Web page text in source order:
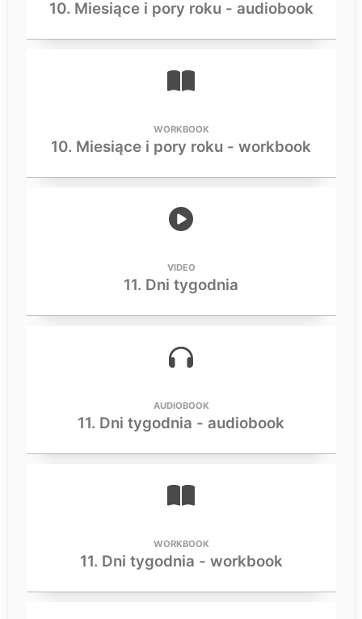
10. Miesiące i pory roku - audiobook
WORKBOOK
10. Miesiące i pory roku - workbook
VIDEO
11. Dni tygodnia
AUDIOBOOK
11. Dni tygodnia - audiobook
WORKBOOK
11. Dni tygodnia - workbook